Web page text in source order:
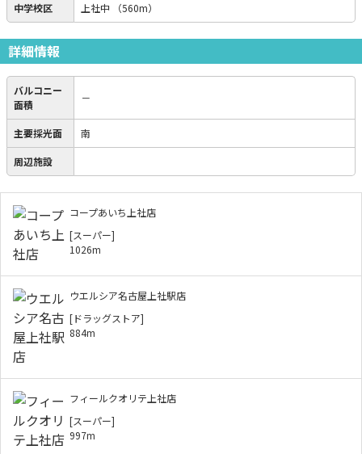
中学校区 上社中 （560m）
詳細情報
バルコニー
面積
－
主要採光面 南
周辺施設
コープあいち上社店
[スーパー]
1026m
ウエルシア名古屋上社駅店
[ドラッグストア]
884m
フィールクオリテ上社店
[スーパー]
997m